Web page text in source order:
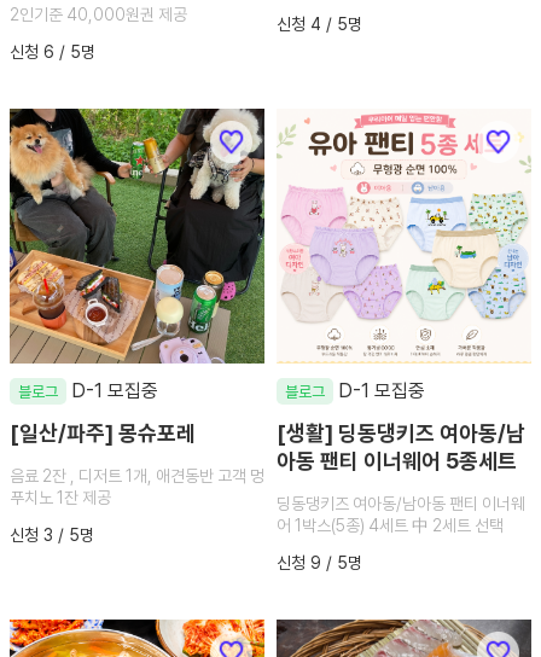
2인기준 40,000원권 제공
신청 6 / 5명
신청 4 / 5명
블로그 D-1 모집중
[일산/파주] 몽슈포레
음료 2잔 , 디저트 1개, 애견동반 고객 멍
푸치노 1잔 제공
신청 3 / 5명
블로그 D-1 모집중
[생활] 딩동댕키즈 여아동/남
아동 팬티 이너웨어 5종세트
딩동댕키즈 여아동/남아동 팬티 이너웨
어 1박스(5종) 4세트 中 2세트 선택
신청 9 / 5명